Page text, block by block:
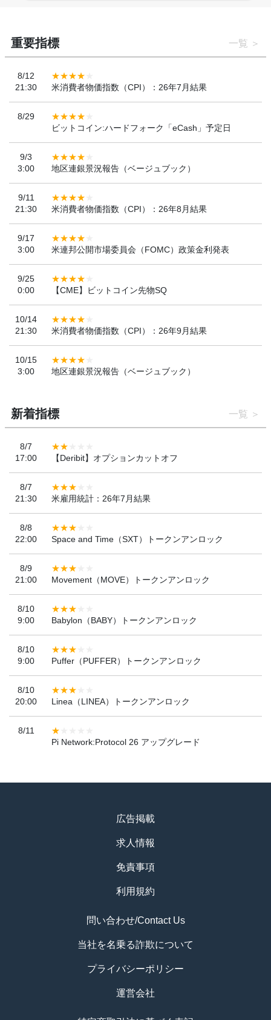
重要指標 一覧
8/12
21:30
米消費者物価指数（CPI）：26年7月結果
8/29
ビットコイン:ハードフォーク「eCash」予定日
9/3
3:00
地区連銀景況報告（ベージュブック）
9/11
21:30
米消費者物価指数（CPI）：26年8月結果
9/17
3:00
米連邦公開市場委員会（FOMC）政策金利発表
9/25
0:00
【CME】ビットコイン先物SQ
10/14
21:30
米消費者物価指数（CPI）：26年9月結果
10/15
3:00
地区連銀景況報告（ベージュブック）
新着指標 一覧
8/7
17:00
【Deribit】オプションカットオフ
8/7
21:30
米雇用統計：26年7月結果
8/8
22:00
Space and Time（SXT）トークンアンロック
8/9
21:00
Movement（MOVE）トークンアンロック
8/10
9:00
Babylon（BABY）トークンアンロック
8/10
9:00
Puffer（PUFFER）トークンアンロック
8/10
20:00
Linea（LINEA）トークンアンロック
8/11
Pi Network:Protocol 26 アップグレード
広告掲載
求人情報
免責事項
利用規約
問い合わせ/Contact Us
当社を名乗る詐欺について
プライバシーポリシー
運営会社